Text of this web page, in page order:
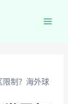
限制？海外球